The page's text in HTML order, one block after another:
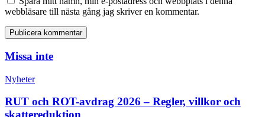
webbläsare till nästa gång jag skriver en kommentar.
Missa inte
Nyheter
RUT och ROT-avdrag 2026 – Regler, villkor och